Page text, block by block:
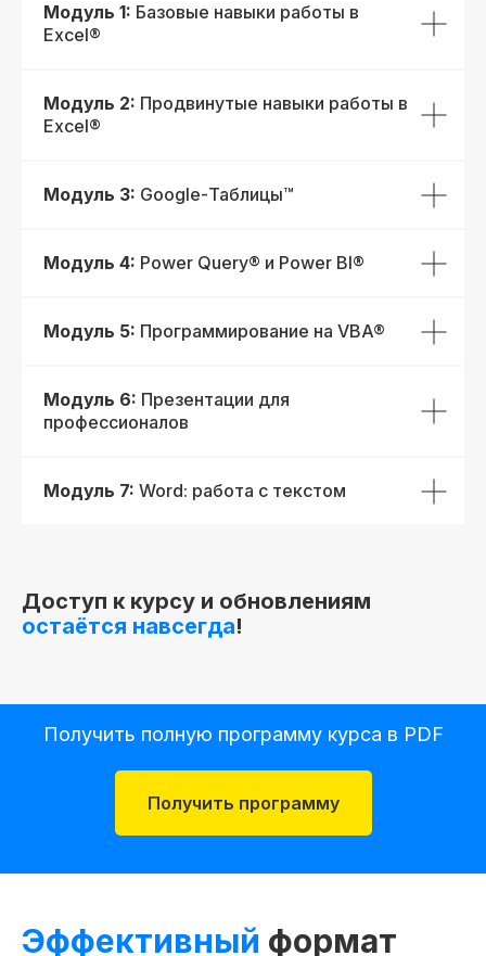
Модуль 1: Базовые навыки работы в
Excel®
Модуль 2: Продвинутые навыки работы в
Excel®
Модуль 3: Google-Таблицы™
Модуль 4: Power Query® и Power BI®
Модуль 5: Программирование на VBA®
Модуль 6: Презентации для
профессионалов
Модуль 7: Word: работа с текстом
Доступ к курсу и обновлениям
остаётся навсегда!
Получить полную программу курса в PDF
Получить программу
Эффективный формат
Лицензия на осуществление
Выдаем международный
Проверить
Получай подарки от партнеров
при покупке курса
при полной оплате
скидка 10%